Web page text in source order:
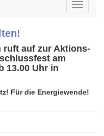
Toggle
ruft auf zur Aktions-
am
13.00 Uhr in
Für die Energiewende!